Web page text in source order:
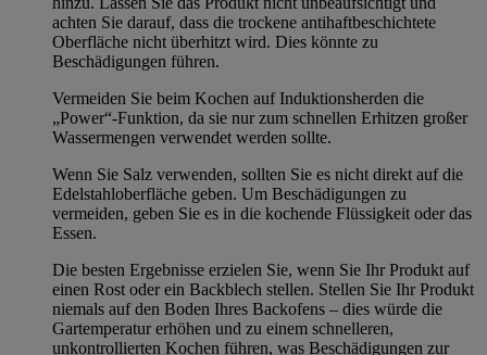
achten Sie darauf, dass die trockene antihaftbeschichtete
Oberfläche nicht überhitzt wird. Dies könnte zu
Beschädigungen führen.
Vermeiden Sie beim Kochen auf Induktionsherden die
„Power“-Funktion, da sie nur zum schnellen Erhitzen großer
Wassermengen verwendet werden sollte.
Wenn Sie Salz verwenden, sollten Sie es nicht direkt auf die
Edelstahloberfläche geben. Um Beschädigungen zu
vermeiden, geben Sie es in die kochende Flüssigkeit oder das
Essen.
Die besten Ergebnisse erzielen Sie, wenn Sie Ihr Produkt auf
einen Rost oder ein Backblech stellen. Stellen Sie Ihr Produkt
niemals auf den Boden Ihres Backofens – dies würde die
Gartemperatur erhöhen und zu einem schnelleren,
unkontrollierten Kochen führen, was Beschädigungen zur